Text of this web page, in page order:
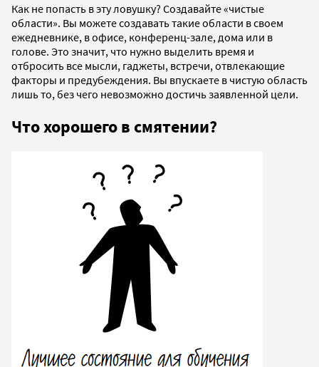
Как не попасть в эту ловушку? Создавайте «чистые
области». Вы можете создавать такие области в своем
ежедневнике, в офисе, конференц-зале, дома или в
голове. Это значит, что нужно выделить время и
отбросить все мысли, гаджеты, встречи, отвлекающие
факторы и предубеждения. Вы впускаете в чистую область
лишь то, без чего невозможно достичь заявленной цели.
Что хорошего в смятении?